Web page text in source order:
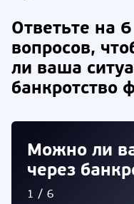
Ответьте на
вопросов,
ли ваша
банкротство
Можно ли
через
1/6